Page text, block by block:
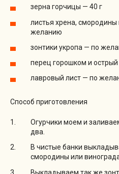
зерна горчицы — 40 г
листья хрена,
желанию
зонтики укропа — по
перец горошком и
лавровый лист — по
Способ приготовления
Огурчики моем и
два.
В чистые банки
смородины или
Выкладываем так же